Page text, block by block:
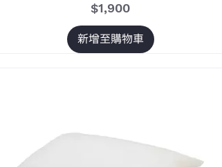
價格
$1,900
新增至購物車